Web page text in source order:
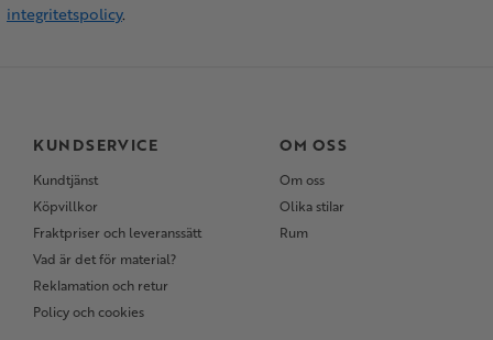
integritetspolicy.
KUNDSERVICE
Kundtjänst
Köpvillkor
Fraktpriser och leveranssätt
Vad är det för material?
Reklamation och retur
Policy och cookies
OM OSS
Om oss
Olika stilar
Rum